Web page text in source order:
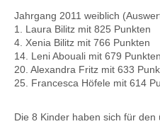
Jahrgang 2011 weiblich
1. Laura Bilitz mit 825 Punkten
4. Xenia Bilitz mit 766 Punkten
14. Leni Abouali mit 679 Punkten
20. Alexandra Fritz mit 633
25. Francesca Höfele mit 614
Die 8 Kinder haben sich für